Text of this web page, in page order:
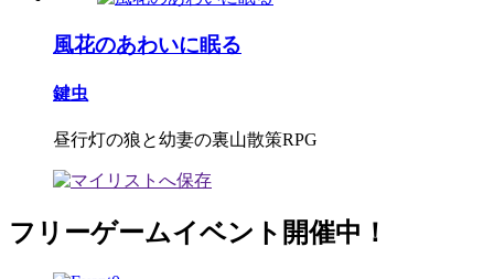
風花のあわいに眠る
鍵虫
昼行灯の狼と幼妻の裏山散策RPG
フリーゲームイベント開催中！